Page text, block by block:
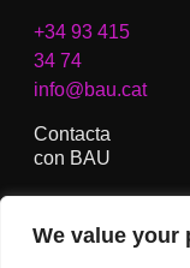
We value your
+34 93 415
34 74
info@bau.cat
Contacta
con BAU